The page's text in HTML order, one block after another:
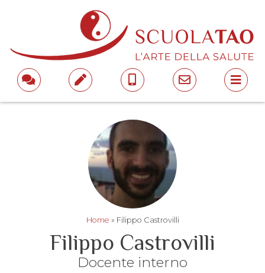
Home » Filippo Castrovilli
Filippo Castrovilli
Docente interno